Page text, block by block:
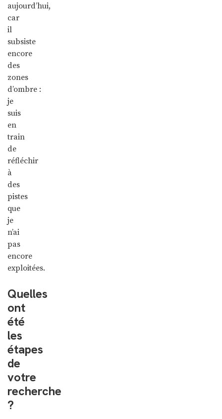
aujourd’hui,
car
il
subsiste
encore
des
zones
d’ombre :
je
suis
en
train
de
réfléchir
à
des
pistes
que
je
n’ai
pas
encore
exploitées.
Quelles
ont
été
les
étapes
de
votre
recherche
?